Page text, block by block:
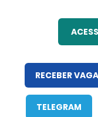
RECEBER
TELEGRAM